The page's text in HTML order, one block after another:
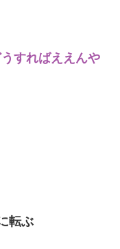
すればええんや
転ぶ